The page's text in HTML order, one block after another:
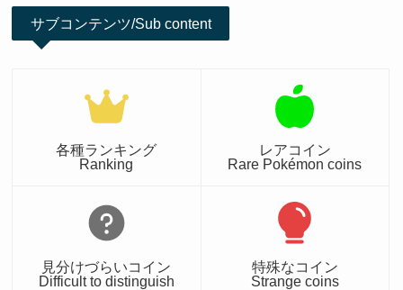
サブコンテンツ/Sub content
各種ランキング
Ranking
レアコイン
Rare Pokémon coins
見分けづらいコイン
Difficult to distinguish
特殊なコイン
Strange coins